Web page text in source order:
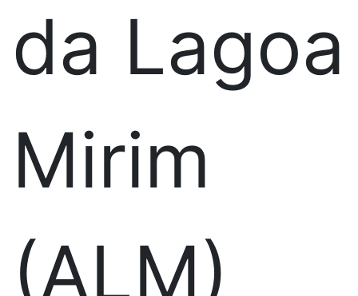
da Lagoa
Mirim
(ALM)